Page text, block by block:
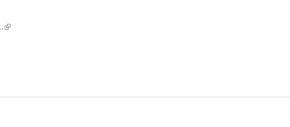
(link is external)